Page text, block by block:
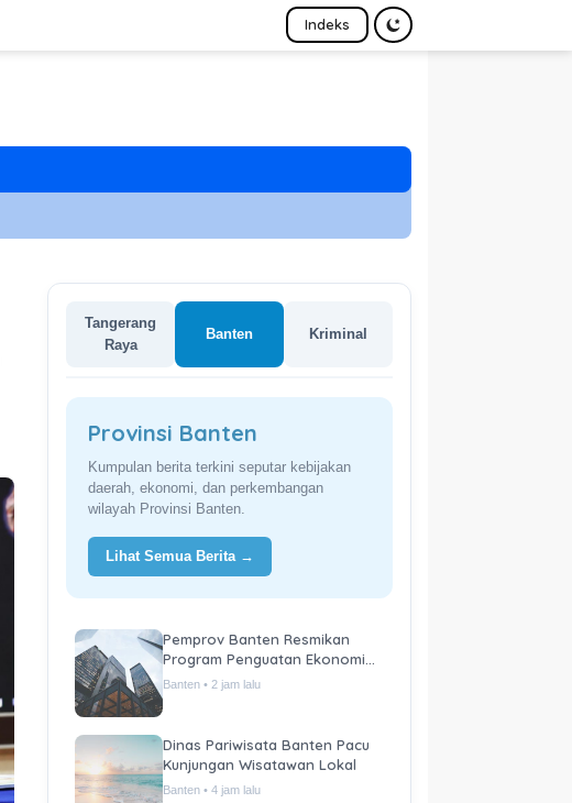
Indeks
Tangerang
Raya
Banten Kriminal
Provinsi Banten
Kumpulan berita terkini seputar kebijakan
daerah, ekonomi, dan perkembangan
wilayah Provinsi Banten.
Lihat Semua Berita →
Pemprov Banten Resmikan
Program Penguatan Ekonomi
Daerah
Banten • 2 jam lalu
Dinas Pariwisata Banten Pacu
Kunjungan Wisatawan Lokal
Banten • 4 jam lalu